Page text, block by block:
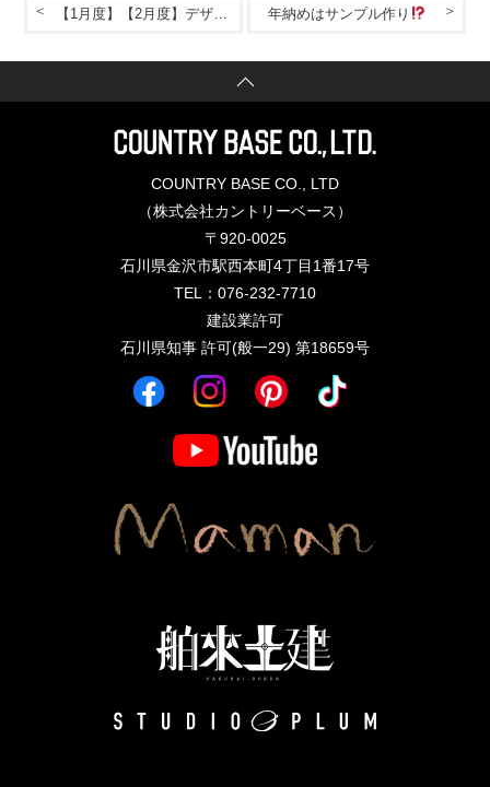
年納めはサンプル作り
【1月度】【2月度】デザインコンクリート®研修【毎月開催】
COUNTRY BASE CO., LTD
（株式会社カントリーベース）
〒920-0025
石川県金沢市駅西本町4丁目1番17号
TEL：076-232-7710
建設業許可
石川県知事 許可(般一29) 第18659号